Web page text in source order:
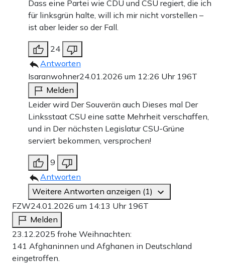
Dass eine Partei wie CDU und CSU regiert, die ich
für linksgrün halte, will ich mir nicht vorstellen –
ist aber leider so der Fall.
24
Antworten
Isaranwohner24.01.2026 um 12:26 Uhr 196T
Melden
Leider wird Der Souverän auch Dieses mal Der
Linksstaat CSU eine satte Mehrheit verschaffen,
und in Der nächsten Legislatur CSU-Grüne
serviert bekommen, versprochen!
9
Antworten
Weitere Antworten anzeigen (1)
FZW24.01.2026 um 14:13 Uhr 196T
Melden
23.12.2025 frohe Weihnachten:
141 Afghaninnen und Afghanen in Deutschland
eingetroffen.